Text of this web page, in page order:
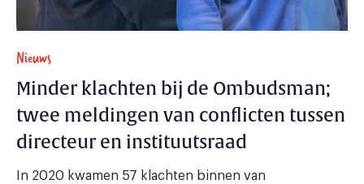
Nieuws
Minder klachten bij de Ombudsman;
twee meldingen van conflicten tussen
directeur en instituutsraad
In 2020 kwamen 57 klachten binnen van